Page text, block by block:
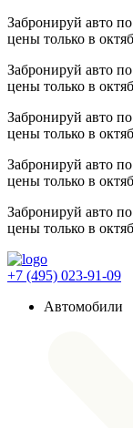
Забронируй авто
цены только в
Забронируй авто
цены только в
Забронируй авто
цены только в
Забронируй авто
цены только в
Забронируй авто
цены только в
+7 (495) 023-91-09
Автомобили